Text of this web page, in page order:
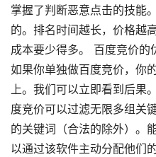
掌握了判断恶意点击的技能
的。排名时间越长，价格越
成本要少得多。 百度竞价的
如果你单独做百度竞价，你
上。我们可以立即看到后果
度竞价可以过滤无限多组关
的关键词（合法的除外）。
以通过该软件主动分配他们